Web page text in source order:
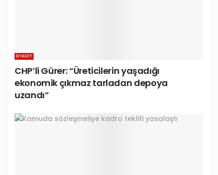
SIYASET
CHP’li Gürer: “Üreticilerin yaşadığı
ekonomik çıkmaz tarladan depoya
uzandı”